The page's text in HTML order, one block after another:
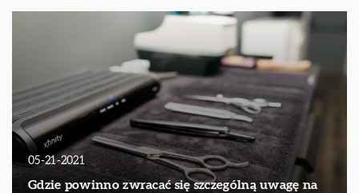
05-21-2021
Gdzie powinno zwracać się szczególną uwagę na